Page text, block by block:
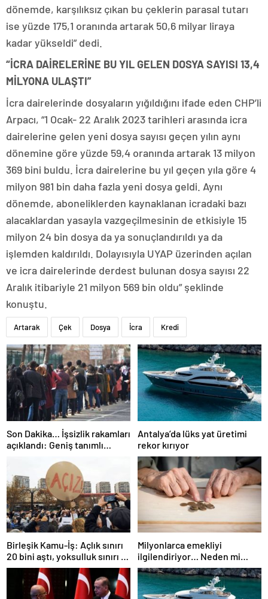
dönemde, karşılıksız çıkan bu çeklerin parasal tutarı
ise yüzde 175,1 oranında artarak 50,6 milyar liraya
kadar yükseldi” dedi.
“İCRA DAİRELERİNE BU YIL GELEN DOSYA SAYISI 13,4
MİLYONA ULAŞTI”
İcra dairelerinde dosyaların yığıldığını ifade eden CHP’li
Arpacı, “1 Ocak- 22 Aralık 2023 tarihleri arasında icra
dairelerine gelen yeni dosya sayısı geçen yılın aynı
dönemine göre yüzde 59,4 oranında artarak 13 milyon
369 bini buldu. İcra dairelerine bu yıl geçen yıla göre 4
milyon 981 bin daha fazla yeni dosya geldi. Aynı
dönemde, aboneliklerden kaynaklanan icradaki bazı
alacaklardan yasayla vazgeçilmesinin de etkisiyle 15
milyon 24 bin dosya da ya sonuçlandırıldı ya da
işlemden kaldırıldı. Dolayısıyla UYAP üzerinden açılan
ve icra dairelerinde derdest bulunan dosya sayısı 22
Aralık itibariyle 21 milyon 569 bin oldu” şeklinde
konuştu.
Artarak Çek Dosya İcra Kredi
Son Dakika… İşsizlik rakamları
açıklandı: Geniş tanımlı
Antalya’da lüks yat üretimi
rekor kırıyor
Birleşik Kamu-İş: Açlık sınırı
20 bini aştı, yoksulluk sınırı 57
bine dayandı!
Milyonlarca emekliyi
ilgilendiriyor… Neden mi
düşük maaş alıyorsunuz?
Uzmanlar anlattı